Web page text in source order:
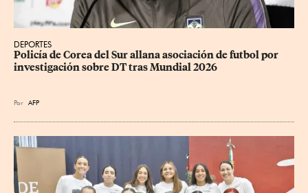
DEPORTES
Policía de Corea del Sur allana asociación de futbol por
investigación sobre DT tras Mundial 2026
Por AFP